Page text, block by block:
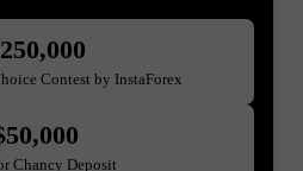
Contest by InstaForex
Chancy Deposit